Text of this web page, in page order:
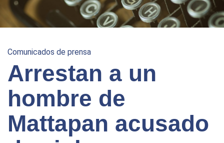
Comunicados de prensa
Arrestan a un
hombre de
Mattapan acusado